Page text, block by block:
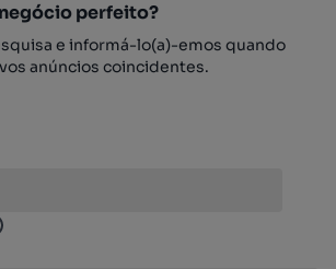
perfeito?
e informá-lo(a)-emos quando
anúncios coincidentes.
de pesquisa